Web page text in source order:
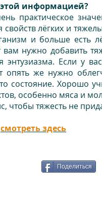
информацией?
практическое
свойств лёгких и
и больше есть
вам нужно добавить
энтузиазма. Если у
опять же нужно
состояние. Хорошо
особенно мяса и
чтобы тяжесть не
смотреть здесь
Поделиться